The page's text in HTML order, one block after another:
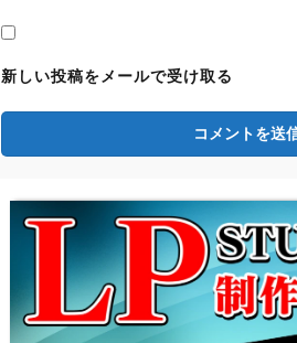
【バイオレクイエム】おすす
MOD｜衣装を変えるツール導
【バイオレクイエム】おすす
MOD｜衣装を変えるツール
【バイオハザード9チート改造
【バイオレクイエム】弾丸(弾
新しい投稿をメールで受け取る